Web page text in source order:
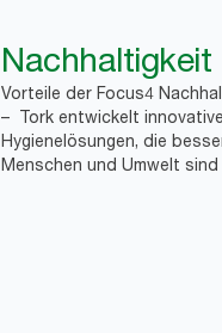
Nachhaltigkeit
Vorteile der Focus4
– Tork entwickelt
Hygienelösungen, die
Menschen und Umwelt sind